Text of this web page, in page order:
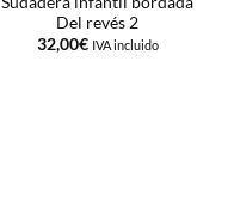
Del revés 2
32,00€ IVA incluido